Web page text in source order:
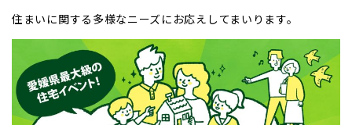
住まいに関する多様なニーズにお応えしてまいります。